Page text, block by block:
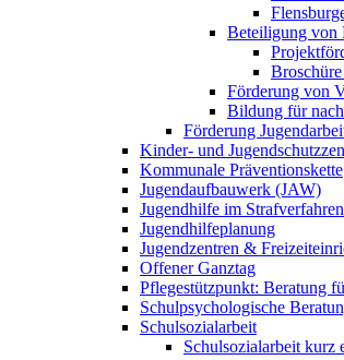
Beteiligung von
Förderung von
Bildung für
Förderung
Kinder- und
Kommunale Präventionskette
Jugendaufbauwerk (JAW)
Jugendhilfe im Strafverfahren
Jugendhilfeplanung
Jugendzentren &
Offener Ganztag
Pflegestützpunkt: Beratung
Schulpsychologische
Schulsozialarbeit
Schulsozialarbeit kurz